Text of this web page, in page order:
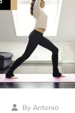
By Antonio